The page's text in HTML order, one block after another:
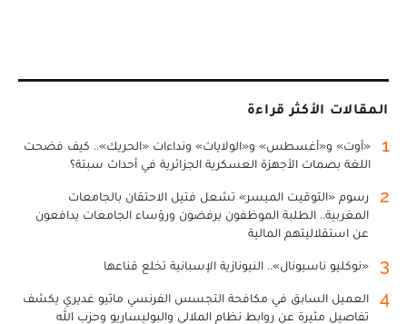
المقالات الأكثر قراءة
1
«أوت» و«أغسطس» و«الولايات» ونداءات «الحريك».. كيف فضحت
اللغة بصمات الأجهزة العسكرية الجزائرية في أحداث سبتة؟
2
رسوم «التوقيت الميسر» تشعل فتيل الاحتقان بالجامعات
المغربية.. الطلبة الموظفون يرفضون ورؤساء الجامعات يدافعون
عن استقلاليتهم المالية
3 «نوكليو ناسيونال».. النيونازية الإسبانية تخلع قناعها
4
العميل السابق في مكافحة التجسس الفرنسي ماثيو غديري يكشف
تفاصيل مثيرة عن روابط نظام الملالي والبوليساريو وحزب الله